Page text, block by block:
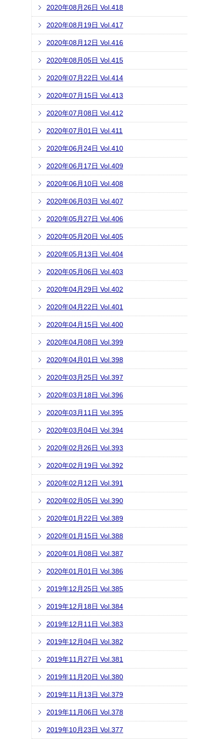
2020年08月26日 Vol.418
2020年08月19日 Vol.417
2020年08月12日 Vol.416
2020年08月05日 Vol.415
2020年07月22日 Vol.414
2020年07月15日 Vol.413
2020年07月08日 Vol.412
2020年07月01日 Vol.411
2020年06月24日 Vol.410
2020年06月17日 Vol.409
2020年06月10日 Vol.408
2020年06月03日 Vol.407
2020年05月27日 Vol.406
2020年05月20日 Vol.405
2020年05月13日 Vol.404
2020年05月06日 Vol.403
2020年04月29日 Vol.402
2020年04月22日 Vol.401
2020年04月15日 Vol.400
2020年04月08日 Vol.399
2020年04月01日 Vol.398
2020年03月25日 Vol.397
2020年03月18日 Vol.396
2020年03月11日 Vol.395
2020年03月04日 Vol.394
2020年02月26日 Vol.393
2020年02月19日 Vol.392
2020年02月12日 Vol.391
2020年02月05日 Vol.390
2020年01月22日 Vol.389
2020年01月15日 Vol.388
2020年01月08日 Vol.387
2020年01月01日 Vol.386
2019年12月25日 Vol.385
2019年12月18日 Vol.384
2019年12月11日 Vol.383
2019年12月04日 Vol.382
2019年11月27日 Vol.381
2019年11月20日 Vol.380
2019年11月13日 Vol.379
2019年11月06日 Vol.378
2019年10月23日 Vol.377